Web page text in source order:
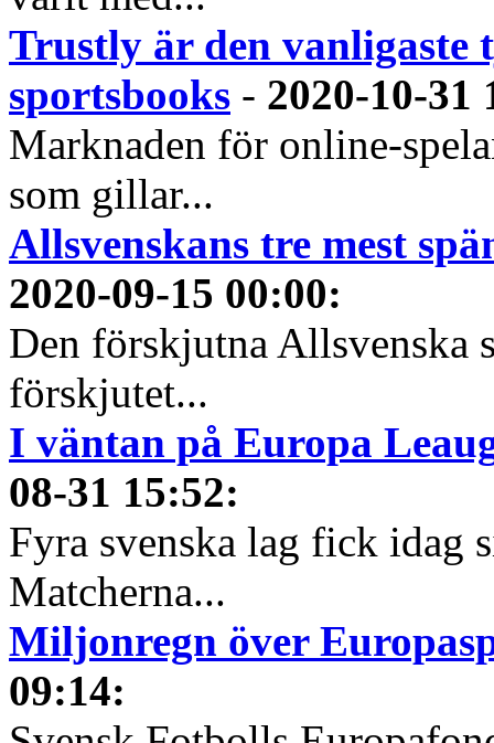
Trustly är den vanligaste
sportsbooks - 2020-10-31
Marknaden för online-
som gillar...
Allsvenskans tre mest
2020-09-15 00:00:
Den förskjutna Allsvenska
förskjutet...
I väntan på Europa
08-31 15:52:
Fyra svenska lag fick idag
Matcherna...
Miljonregn över
09:14: